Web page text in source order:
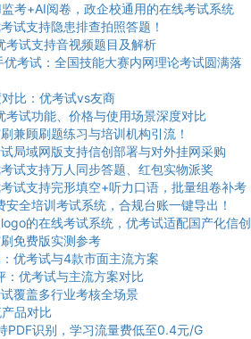
考+AI阅卷，政企校通用的在线考试系统
试支持隐患排查拍照答题！
试支持音视频题目及解析
考试：全国技能大赛内网理论考试圆满落
比：优考试vs友商
试功能、价格与使用场景深度对比
兼顾刷题练习与培训机构引流！
局域网版支持信创部署与对外挂网采购
试支持万人同步答题、红包实物派奖
试支持完形填空+听力口语，批量组卷补考
全培训考试系统，合规台账一键导出！
的在线考试系统，优考试适配国产化信创
免费版实测参考
优考试与4款市面主流方案
优考试与主流方案对比
覆盖多行业考核全场景
品对比
PDF识别，学习流量费低至0.4元/G